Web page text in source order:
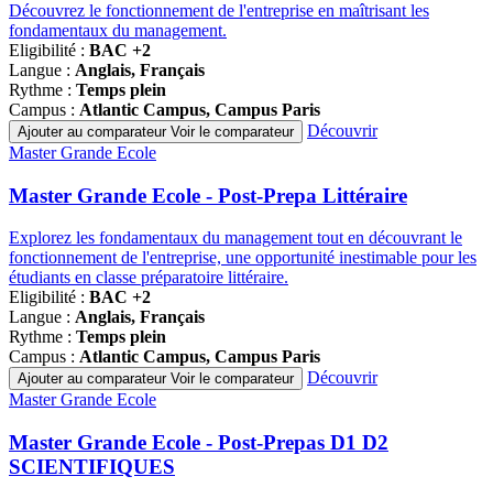
Découvrez le fonctionnement de l'entreprise en maîtrisant les
fondamentaux du management.
Eligibilité : BAC +2
Langue : Anglais, Français
Rythme : Temps plein
Campus : Atlantic Campus, Campus Paris
Ajouter au comparateur Voir le comparateur
Découvrir
Famille
programmes
Master Grande Ecole
Master Grande Ecole - Post-Prepa Littéraire
Explorez les fondamentaux du management tout en découvrant le
fonctionnement de l'entreprise, une opportunité inestimable pour les
étudiants en classe préparatoire littéraire.
Eligibilité : BAC +2
Langue : Anglais, Français
Rythme : Temps plein
Campus : Atlantic Campus, Campus Paris
Ajouter au comparateur Voir le comparateur
Découvrir
Famille
programmes
Master Grande Ecole
Master Grande Ecole - Post-Prepas D1 D2
SCIENTIFIQUES